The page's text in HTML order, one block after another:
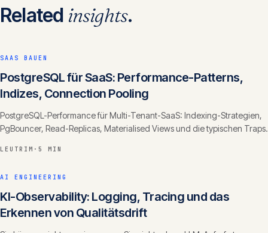
Related insights.
SAAS BAUEN
PostgreSQL für SaaS: Performance-Patterns,
Indizes, Connection Pooling
PostgreSQL-Performance für Multi-Tenant-SaaS: Indexing-Strategien,
PgBouncer, Read-Replicas, Materialised Views und die typischen Traps.
LEUTRIM · 5 MIN
AI ENGINEERING
KI-Observability: Logging, Tracing und das
Erkennen von Qualitätsdrift